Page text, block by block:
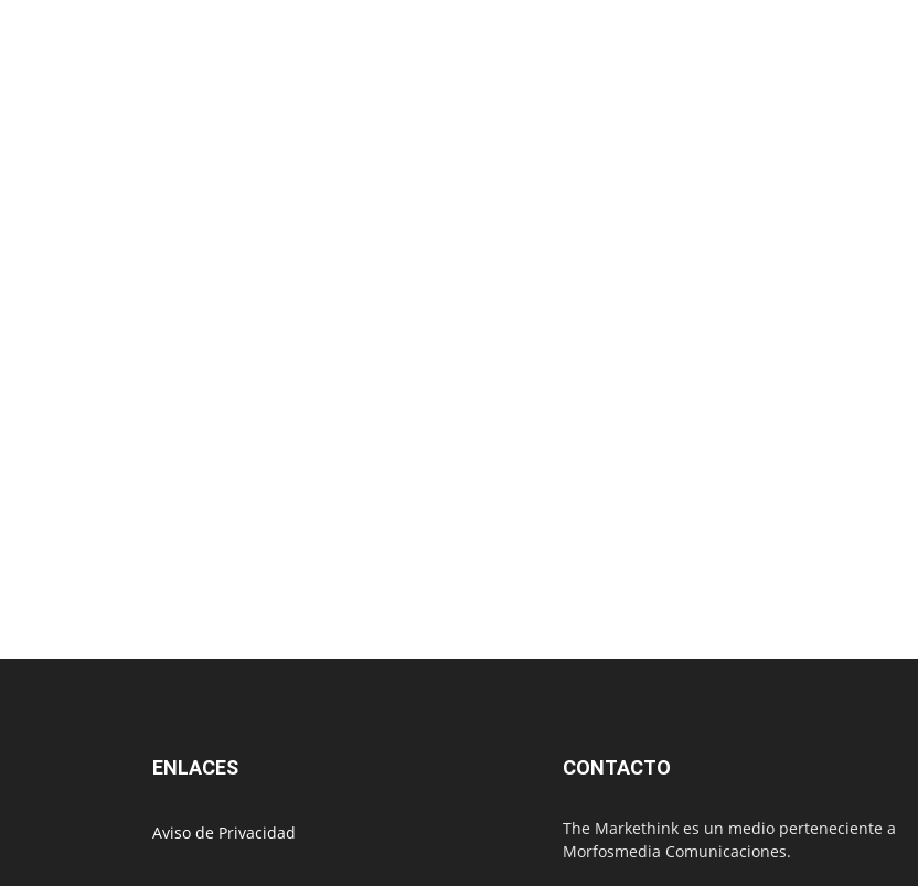
ENLACES
Aviso de Privacidad
CONTACTO
The Markethink es un medio perteneciente a
Morfosmedia Comunicaciones.